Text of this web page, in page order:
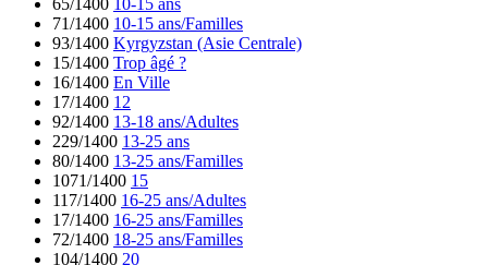
65/1400 10-15 ans
71/1400 10-15 ans/Familles
93/1400 Kyrgyzstan (Asie Centrale)
15/1400 Trop âgé ?
16/1400 En Ville
17/1400 12
92/1400 13-18 ans/Adultes
229/1400 13-25 ans
80/1400 13-25 ans/Familles
1071/1400 15
117/1400 16-25 ans/Adultes
17/1400 16-25 ans/Familles
72/1400 18-25 ans/Familles
104/1400 20